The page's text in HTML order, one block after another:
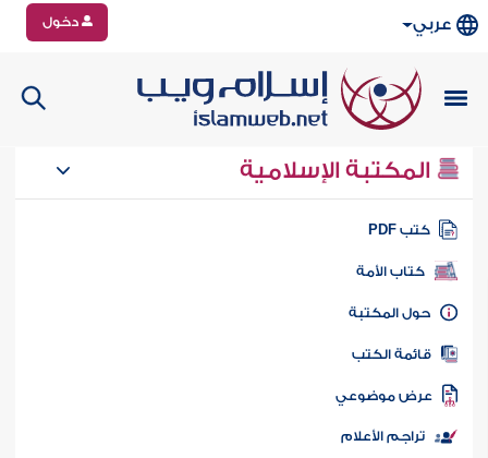
عربي دخول
المكتبة الإسلامية
كتب PDF
كتاب الأمة
المكتبة
الكتب
موضوعي